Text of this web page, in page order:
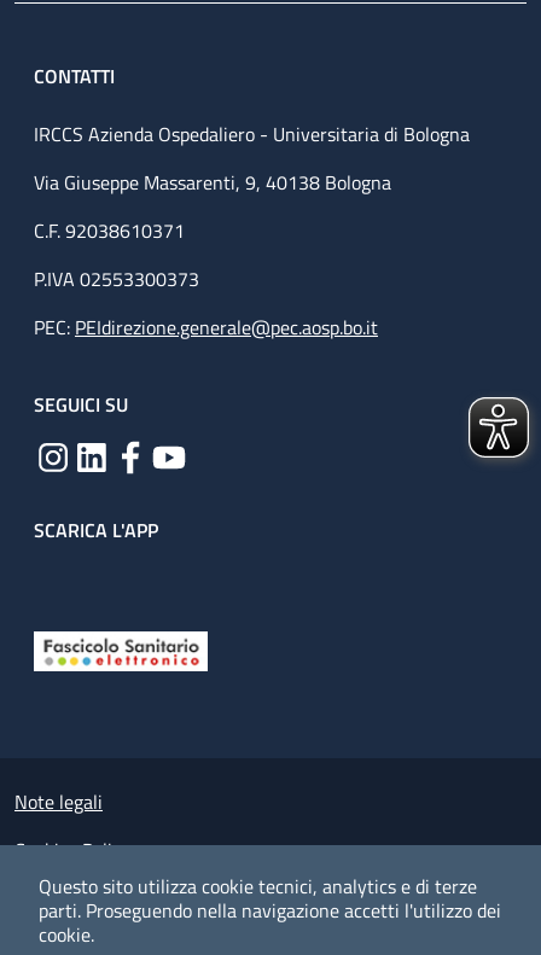
Questo sito utilizza cookie tecnici, analytics e di terze
parti. Proseguendo nella navigazione accetti l'utilizzo dei
cookie.
CONTATTI
IRCCS Azienda Ospedaliero - Universitaria di Bologna
Via Giuseppe Massarenti, 9, 40138 Bologna
C.F. 92038610371
P.IVA 02553300373
PEC: PEIdirezione.generale@pec.aosp.bo.it
SEGUICI SU
SCARICA L'APP
Small prints
Note legali
Cookies Policy
Policy privacy e protezione del dato personale
Albo pretorio on-line